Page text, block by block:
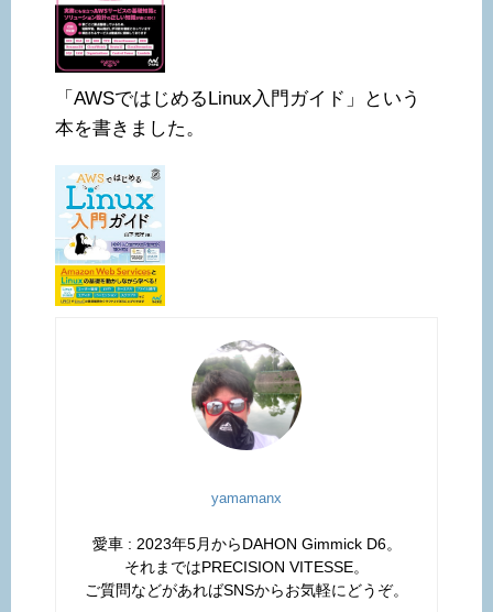
「AWSではじめるLinux入門ガイド」という
本を書きました。
yamamanx
愛車 : 2023年5月からDAHON Gimmick D6。
それまではPRECISION VITESSE。
ご質問などがあればSNSからお気軽にどうぞ。